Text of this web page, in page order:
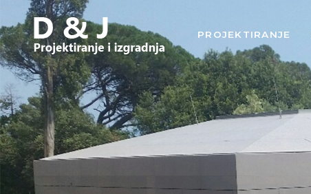
PROJEKTIRANJE